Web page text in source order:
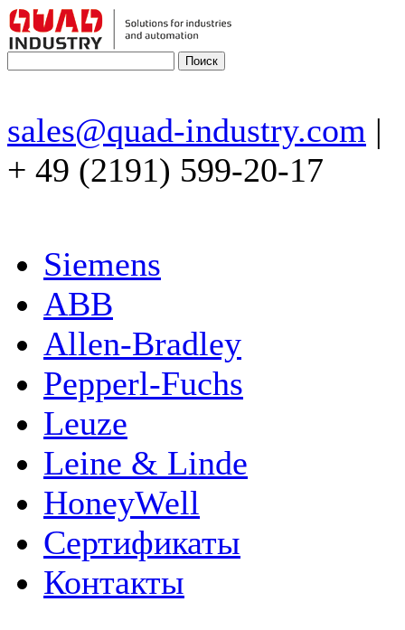
sales@quad-industry.com |
+ 49 (2191) 599-20-17
Siemens
ABB
Allen-Bradley
Pepperl-Fuchs
Leuze
Leine & Linde
HoneyWell
Сертификаты
Контакты